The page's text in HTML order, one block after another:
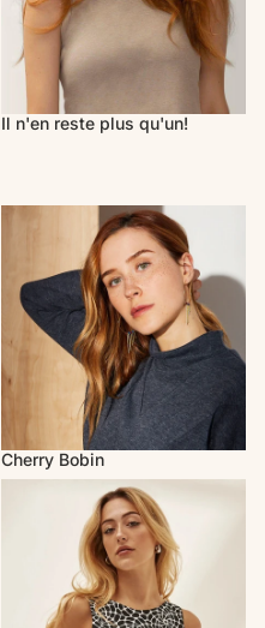
Il n'en reste plus qu'un!
Cherry Bobin
Cherry Bobin